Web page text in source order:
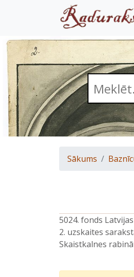
Sākums
5024. fonds
2. uzskaites
Skaistkalnes